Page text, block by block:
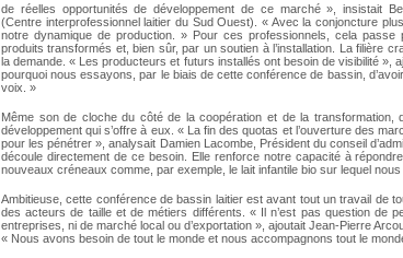
de réelles opportunités de développement de ce marché », insistait
(Centre interprofessionnel laitier du Sud Ouest). « Avec la conjoncture
notre dynamique de production. » Pour ces professionnels, cela passe
produits transformés et, bien sûr, par un soutien à l’installation. La filière
la demande. « Les producteurs et futurs installés ont besoin de visibilité »,
pourquoi nous essayons, par le biais de cette conférence de bassin,
voix. »
Même son de cloche du côté de la coopération et de la transformation,
développement qui s’offre à eux. « La fin des quotas et l’ouverture des
pour les pénétrer », analysait Damien Lacombe, Président du conseil
découle directement de ce besoin. Elle renforce notre capacité à
nouveaux créneaux comme, par exemple, le lait infantile bio sur lequel
Ambitieuse, cette conférence de bassin laitier est avant tout un travail de
des acteurs de taille et de métiers différents. « Il n’est pas question de
entreprises, ni de marché local ou d’exportation », ajoutait Jean-Pierre
« Nous avons besoin de tout le monde et nous accompagnons tout le